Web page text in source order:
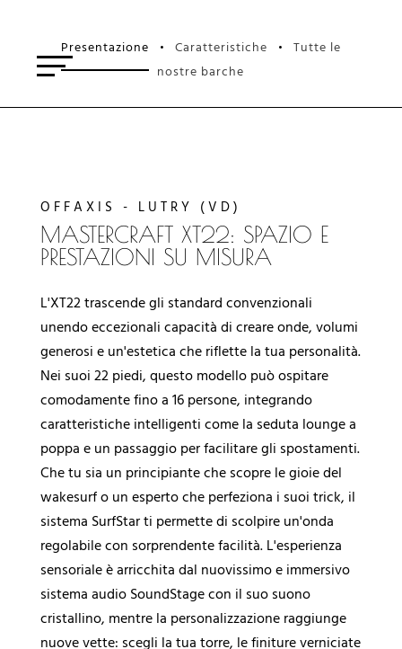
Presentazione • Caratteristiche • Tutte le
nostre barche
OFFAXIS - LUTRY (VD)
MASTERCRAFT XT22: SPAZIO E
PRESTAZIONI SU MISURA
L'XT22 trascende gli standard convenzionali
unendo eccezionali capacità di creare onde, volumi
generosi e un'estetica che riflette la tua personalità.
Nei suoi 22 piedi, questo modello può ospitare
comodamente fino a 16 persone, integrando
caratteristiche intelligenti come la seduta lounge a
poppa e un passaggio per facilitare gli spostamenti.
Che tu sia un principiante che scopre le gioie del
wakesurf o un esperto che perfeziona i suoi trick, il
sistema SurfStar ti permette di scolpire un'onda
regolabile con sorprendente facilità. L'esperienza
sensoriale è arricchita dal nuovissimo e immersivo
sistema audio SoundStage con il suo suono
cristallino, mentre la personalizzazione raggiunge
nuove vette: scegli la tua torre, le finiture verniciate